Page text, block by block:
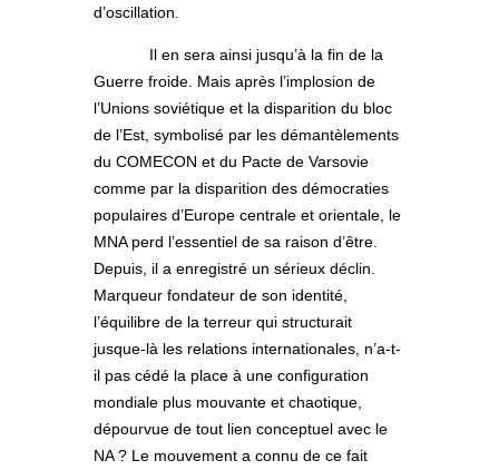
d’oscillation.
Il en sera ainsi jusqu’à la fin de la
Guerre froide. Mais après l’implosion de
l’Unions soviétique et la disparition du bloc
de l’Est, symbolisé par les démantèlements
du COMECON et du Pacte de Varsovie
comme par la disparition des démocraties
populaires d’Europe centrale et orientale, le
MNA perd l’essentiel de sa raison d’être.
Depuis, il a enregistré un sérieux déclin.
Marqueur fondateur de son identité,
l’équilibre de la terreur qui structurait
jusque-là les relations internationales, n’a-t-
il pas cédé la place à une configuration
mondiale plus mouvante et chaotique,
dépourvue de tout lien conceptuel avec le
NA ? Le mouvement a connu de ce fait